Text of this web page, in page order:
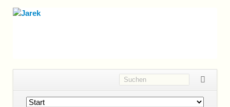
Navigation